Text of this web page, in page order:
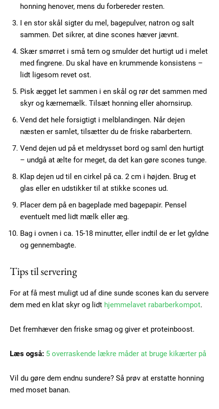
Subscription Plans
Free limited access
Gratis
honning henover, mens du forbereder resten.
I en stor skål sigter du mel, bagepulver, natron og salt
sammen. Det sikrer, at dine scones hæver jævnt.
Skær smørret i små tern og smulder det hurtigt ud i melet
med fingrene. Du skal have en krummende konsistens –
lidt ligesom revet ost.
Pisk ægget let sammen i en skål og rør det sammen med
skyr og kærnemælk. Tilsæt honning eller ahornsirup.
Vend det hele forsigtigt i melblandingen. Når dejen
næsten er samlet, tilsætter du de friske rabarbertern.
Vend dejen ud på et meldrysset bord og saml den hurtigt
– undgå at ælte for meget, da det kan gøre scones tunge.
Klap dejen ud til en cirkel på ca. 2 cm i højden. Brug et
glas eller en udstikker til at stikke scones ud.
Placer dem på en bageplade med bagepapir. Pensel
eventuelt med lidt mælk eller æg.
Bag i ovnen i ca. 15-18 minutter, eller indtil de er let gyldne
og gennembagte.
Tips til servering
For at få mest muligt ud af dine sunde scones kan du servere
dem med en klat skyr og lidt hjemmelavet rabarberkompot.
Det fremhæver den friske smag og giver et proteinboost.
Læs også: 5 overraskende lækre måder at bruge kikærter på
Vil du gøre dem endnu sundere? Så prøv at erstatte honning
med moset banan.